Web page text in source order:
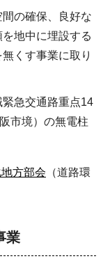
の確保、良好な
地中に埋設する
くす事業に取り
急交通路重点14
市境）の無電柱
方部会 （道路環
業